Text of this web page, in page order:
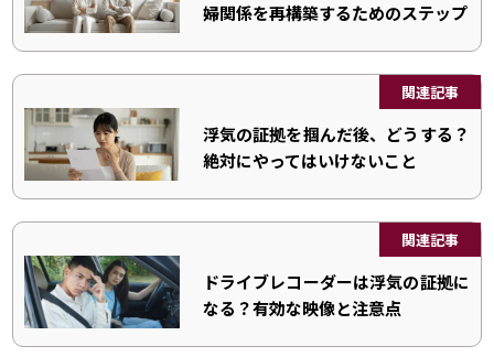
婦関係を再構築するためのステップ
浮気の証拠を掴んだ後、どうする？
絶対にやってはいけないこと
関連記事
ドライブレコーダーは浮気の証拠に
なる？有効な映像と注意点
関連記事